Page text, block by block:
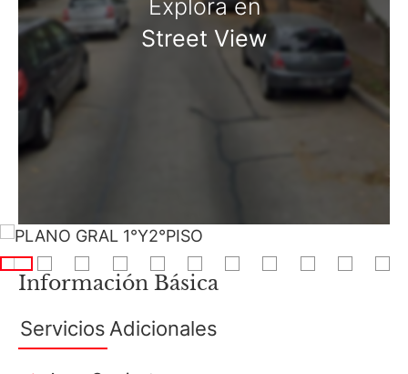
Explora en
Street View
Información Básica
Servicios Adicionales